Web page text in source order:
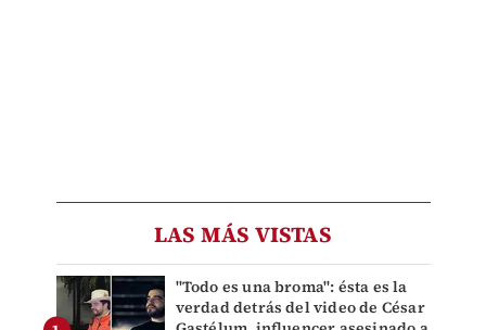
LAS MÁS VISTAS
"Todo es una broma": ésta es la
verdad detrás del video de César